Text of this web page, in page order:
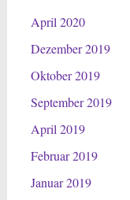
April 2020
Dezember 2019
Oktober 2019
September 2019
April 2019
Februar 2019
Januar 2019